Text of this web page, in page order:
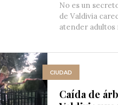
No es un
de Valdivia
atender adultos
CIUDAD
Caída de